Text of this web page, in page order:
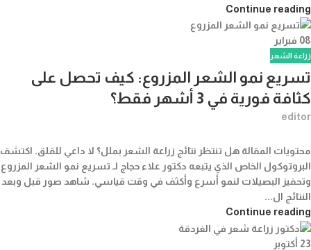
Continue reading
08 فبراير
زراعة الشعر
تسريع نمو الشعر المزروع: كيف تحصل على
كثافة فورية في 3 أشهر فقط؟
editor
محتويات المقالة هل تنتظر نتائج زراعة الشعر بملل؟ لا داعي للقلق. اكتشف
البروتوكول الخاص الذي يتبعه دكتور علاء حجاج لـ تسريع نمو الشعر المزروع
وتحفيز البصيلات لنمو أسرع وأكثف في وقت قياسي. شاهد صور قبل وبعد
النتائج ال...
Continue reading
23 أكتوبر